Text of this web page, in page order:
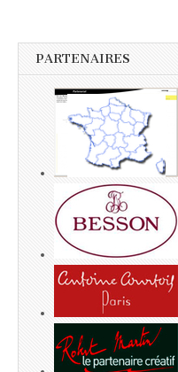
PARTENAIRES